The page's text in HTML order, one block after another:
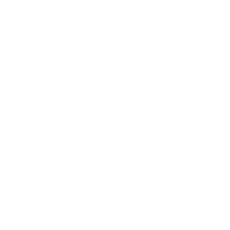
造メーカーの視点】から選んで
が、一番使用上のトラブルが無